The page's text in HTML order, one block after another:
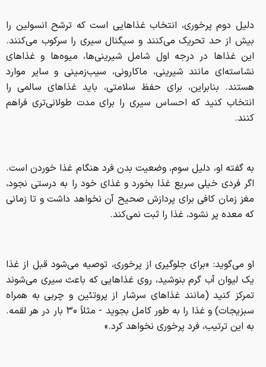
دلیل دوم پرخوری، انتخاب غذا‌هایی است که ترشح انسولین را
بیش از حد تحریک می‌کنند و سیگنال سیری را سرکوب می‌کنند.
این غذا‌ها در درجه اول شامل شیرینی‌ها، میوه‌ها و غذا‌های
نشاسته‌ای مانند شیرینی، ماکارونی، سیب‌زمینی و سایر موارد
هستند. بنابراین، برای حفظ سلامتی، باید غذا‌های سالمی را
انتخاب کنید که احساس سیری را برای مدت طولانی‌تری فراهم
کنند.
به گفته او، دلیل سوم، وضعیت بدن فرد هنگام غذا خوردن است.
اگر فردی خیلی سریع غذا بخورد و غذای خود را به درستی نجود،
مغز زمان کافی برای پردازش صحیح آن نخواهد داشت و تا زمانی
که معده پر نشود، غذا را ثبت نمی‌کند.
او می‌گوید: «برای جلوگیری از پرخوری، توصیه می‌شود قبل از غذا
یک لیوان آب گرم بنوشید، روی غذا‌هایی که باعث سیری می‌شوند
تمرکز کنید (مانند غذا‌های سرشار از پروتئین و چربی به همراه
سبزیجات) و غذا را به طور کامل بجوید - مثلاً ۳۰ بار در هر لقمه.
به این ترتیب، فرد پرخوری نخواهد کرد.»